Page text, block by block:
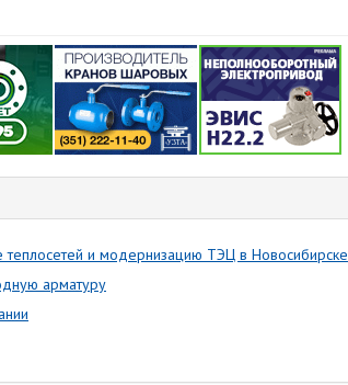
и модернизацию ТЭЦ в Новосибирске
арматуру